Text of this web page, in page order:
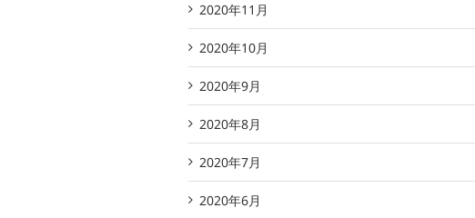
2020年11月
2020年10月
2020年9月
2020年8月
2020年7月
2020年6月